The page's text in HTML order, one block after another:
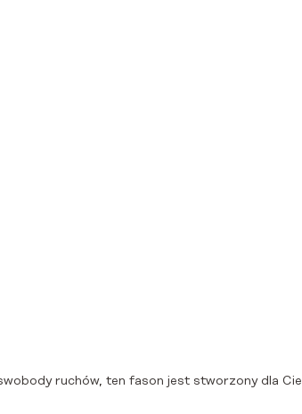
ruchów, ten fason jest stworzony dla